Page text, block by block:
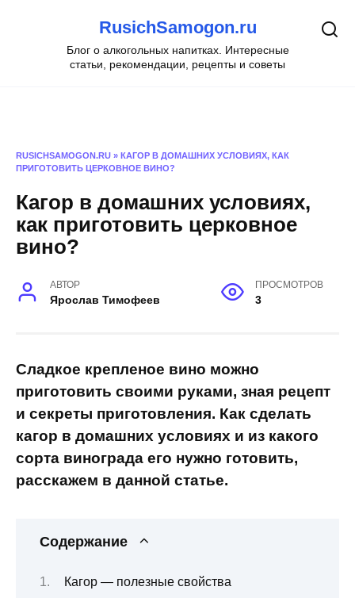
содержанию
RusichSamogon.ru
Блог о алкогольных напитках. Интересные
статьи, рекомендации, рецепты и советы
RUSICHSAMOGON.RU » КАГОР В ДОМАШНИХ УСЛОВИЯХ, КАК
ПРИГОТОВИТЬ ЦЕРКОВНОЕ ВИНО?
Кагор в домашних условиях,
как приготовить церковное
вино?
АВТОР
Ярослав Тимофеев
ПРОСМОТРОВ
3
Сладкое крепленое вино можно
приготовить своими руками, зная рецепт
и секреты приготовления. Как сделать
кагор в домашних условиях и из какого
сорта винограда его нужно готовить,
расскажем в данной статье.
Содержание
Кагор — полезные свойства